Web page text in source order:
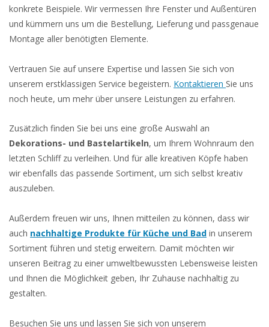
konkrete Beispiele. Wir vermessen Ihre Fenster und Außentüren
und kümmern uns um die Bestellung, Lieferung und passgenaue
Montage aller benötigten Elemente.
Vertrauen Sie auf unsere Expertise und lassen Sie sich von
unserem erstklassigen Service begeistern. Kontaktieren Sie uns
noch heute, um mehr über unsere Leistungen zu erfahren.
Zusätzlich finden Sie bei uns eine große Auswahl an
Dekorations- und Bastelartikeln, um Ihrem Wohnraum den
letzten Schliff zu verleihen. Und für alle kreativen Köpfe haben
wir ebenfalls das passende Sortiment, um sich selbst kreativ
auszuleben.
Außerdem freuen wir uns, Ihnen mitteilen zu können, dass wir
auch nachhaltige Produkte für Küche und Bad in unserem
Sortiment führen und stetig erweitern. Damit möchten wir
unseren Beitrag zu einer umweltbewussten Lebensweise leisten
und Ihnen die Möglichkeit geben, Ihr Zuhause nachhaltig zu
gestalten.
Besuchen Sie uns und lassen Sie sich von unserem